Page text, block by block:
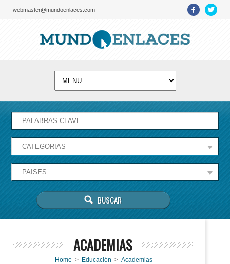
webmaster@mundoenlaces.com
correctamente.
ACADEMIAS
Home > Educación > Academias